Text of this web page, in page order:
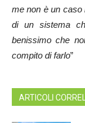
me non è un caso
di un sistema
benissimo che
compito di farlo”
ARTICOLI